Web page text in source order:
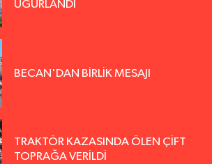
UĞURLANDI
BECAN'DAN BİRLİK MESAJI
TRAKTÖR KAZASINDA ÖLEN ÇİFT
TOPRAĞA VERİLDİ